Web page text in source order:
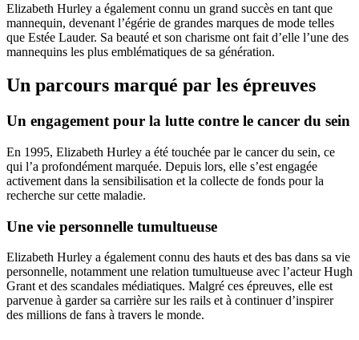
Elizabeth Hurley a également connu un grand succès en tant que
mannequin, devenant l’égérie de grandes marques de mode telles
que Estée Lauder. Sa beauté et son charisme ont fait d’elle l’une des
mannequins les plus emblématiques de sa génération.
Un parcours marqué par les épreuves
Un engagement pour la lutte contre le cancer du sein
En 1995, Elizabeth Hurley a été touchée par le cancer du sein, ce
qui l’a profondément marquée. Depuis lors, elle s’est engagée
activement dans la sensibilisation et la collecte de fonds pour la
recherche sur cette maladie.
Une vie personnelle tumultueuse
Elizabeth Hurley a également connu des hauts et des bas dans sa vie
personnelle, notamment une relation tumultueuse avec l’acteur Hugh
Grant et des scandales médiatiques. Malgré ces épreuves, elle est
parvenue à garder sa carrière sur les rails et à continuer d’inspirer
des millions de fans à travers le monde.